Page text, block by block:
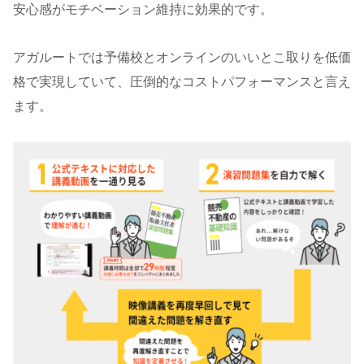
安心感がモチベーション維持に効果的です。
アガルートでは予備校とオンラインのいいとこ取りを低価
格で実現していて、圧倒的なコストパフォーマンスと言え
ます。